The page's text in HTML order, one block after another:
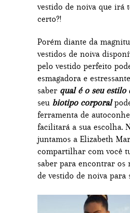
vestido de noiva que irá
certo?!
Porém diante da
vestidos de noiva
pelo vestido perfeito
esmagadora e
saber qual é o seu estilo
seu biotipo corporal
ferramenta de
facilitará a sua escolha.
juntamos a Elizabeth
compartilhar com você
saber para encontrar os
de vestido de noiva para